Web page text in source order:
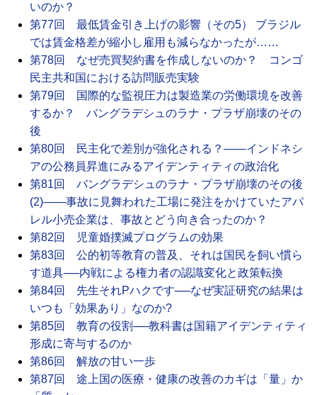
いのか？
第77回 最低賃金引き上げの影響（その5） ブラジル
では賃金格差が縮小し雇用も減らなかったが……
第78回 なぜ売買契約書を作成しないのか？ コンゴ
民主共和国における訪問販売実験
第79回 国際的な監視圧力は製造業の労働環境を改善
するか？ バングラデシュのラナ・プラザ崩壊のその
後
第80回 民主化で差別が強化される？――インドネシ
アの公務員昇進にみるアイデンティティの政治化
第81回 バングラデシュのラナ・プラザ崩壊のその後
(2)――事故に見舞われた工場に発注をかけていたアパ
レル小売企業は、事故とどう向き合ったのか？
第82回 児童婚撲滅プログラムの効果
第83回 公的初等教育の普及、それは国民を飼い慣ら
す道具──内戦による権力者の認識変化と政策転換
第84回 先生それPハクです──なぜ実証研究の結果は
いつも「効果あり」なのか?
第85回 教育の役割──教科書は国籍アイデンティティ
形成に寄与するのか
第86回 解放の甘い一歩
第87回 途上国の医療・健康の改善のカギは「量」か